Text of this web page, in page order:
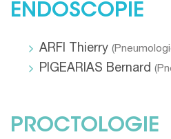
ENDOSCOPIE
ARFI Thierry (
PIGEARIAS Bernard (
PROCTOLOGIE